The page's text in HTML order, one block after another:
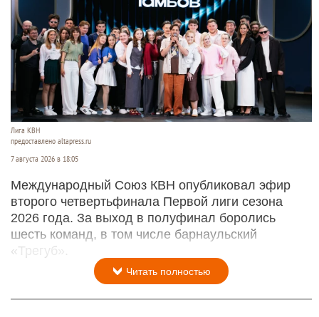
Лига КВН
предоставлено altapress.ru
7 августа 2026 в 18:05
Международный Союз КВН опубликовал эфир
второго четвертьфинала Первой лиги сезона
2026 года. За выход в полуфинал боролись
шесть команд, в том числе барнаульский
«Трегуб».
Читать полностью